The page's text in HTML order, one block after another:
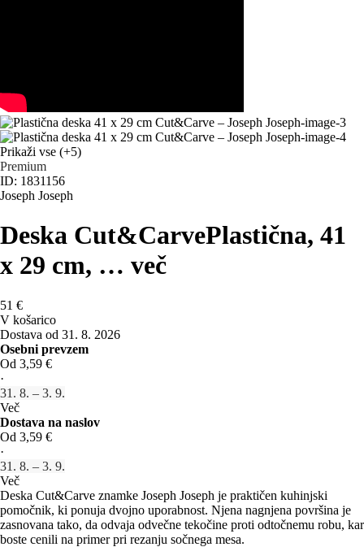
Prikaži vse (+5)
Premium
ID: 1831156
Joseph Joseph
Deska Cut&CarvePlastična, 41
x 29 cm, … več
51 €
V košarico
Dostava od 31. 8. 2026
Osebni prevzem
Od 3,59 €
·
31. 8. – 3. 9.
Več
Dostava na naslov
Od 3,59 €
·
31. 8. – 3. 9.
Več
Deska Cut&Carve znamke Joseph Joseph je praktičen kuhinjski
pomočnik, ki ponuja dvojno uporabnost. Njena nagnjena površina je
zasnovana tako, da odvaja odvečne tekočine proti odtočnemu robu, kar
boste cenili na primer pri rezanju sočnega mesa.